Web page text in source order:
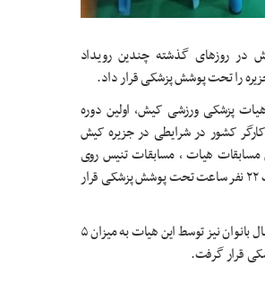
در روزهای گذشته چندین رویداد
را تحت پوشش پزشکی قرار داد.
پزشکی ورزشی کیش، اولین دوره
کشور در شرایطی در جزیره کیش
هیات ، مسابقات تنیس روی
میز و بدمینتون را یه مدت ۲۲ نفر ساعت تحت پوشش پزشکی قرار
علاوه بر این پیکارهای هندبال بانوان نیز توسط این هیات به میزان ۵
قرار گرفت.